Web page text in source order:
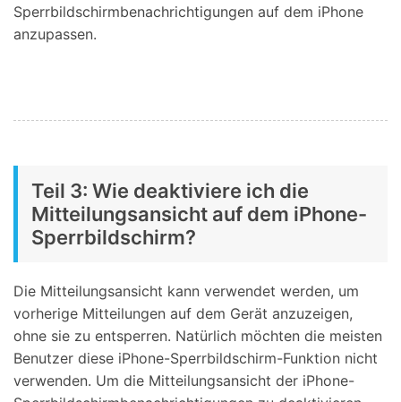
Sperrbildschirmbenachrichtigungen auf dem iPhone
anzupassen.
Teil 3: Wie deaktiviere ich die
Mitteilungsansicht auf dem iPhone-
Sperrbildschirm?
Die Mitteilungsansicht kann verwendet werden, um
vorherige Mitteilungen auf dem Gerät anzuzeigen,
ohne sie zu entsperren. Natürlich möchten die meisten
Benutzer diese iPhone-Sperrbildschirm-Funktion nicht
verwenden. Um die Mitteilungsansicht der iPhone-